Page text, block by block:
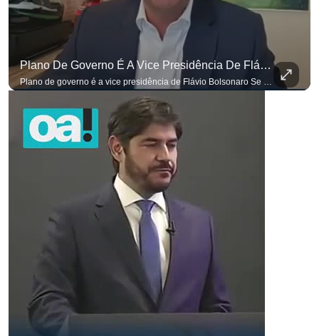
Plano De Governo É A Vice Presidência De Flávio Bolsonaro
Plano de governo é a vice presidência de Flávio Bolsonaro Se você busca informação com credibilidade, inscreva-se agora e ative o